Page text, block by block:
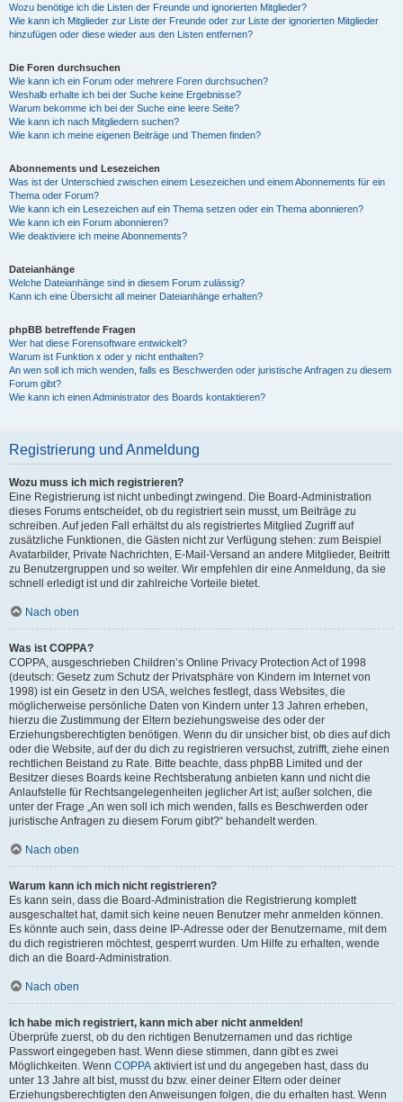
Wozu benötige ich die Listen der Freunde und ignorierten Mitglieder?
Wie kann ich Mitglieder zur Liste der Freunde oder zur Liste der ignorierten Mitglieder
hinzufügen oder diese wieder aus den Listen entfernen?
Die Foren durchsuchen
Wie kann ich ein Forum oder mehrere Foren durchsuchen?
Weshalb erhalte ich bei der Suche keine Ergebnisse?
Warum bekomme ich bei der Suche eine leere Seite?
Wie kann ich nach Mitgliedern suchen?
Wie kann ich meine eigenen Beiträge und Themen finden?
Abonnements und Lesezeichen
Was ist der Unterschied zwischen einem Lesezeichen und einem Abonnements für ein
Thema oder Forum?
Wie kann ich ein Lesezeichen auf ein Thema setzen oder ein Thema abonnieren?
Wie kann ich ein Forum abonnieren?
Wie deaktiviere ich meine Abonnements?
Dateianhänge
Welche Dateianhänge sind in diesem Forum zulässig?
Kann ich eine Übersicht all meiner Dateianhänge erhalten?
phpBB betreffende Fragen
Wer hat diese Forensoftware entwickelt?
Warum ist Funktion x oder y nicht enthalten?
An wen soll ich mich wenden, falls es Beschwerden oder juristische Anfragen zu diesem
Forum gibt?
Wie kann ich einen Administrator des Boards kontaktieren?
Registrierung und Anmeldung
Wozu muss ich mich registrieren?
Eine Registrierung ist nicht unbedingt zwingend. Die Board-Administration
dieses Forums entscheidet, ob du registriert sein musst, um Beiträge zu
schreiben. Auf jeden Fall erhältst du als registriertes Mitglied Zugriff auf
zusätzliche Funktionen, die Gästen nicht zur Verfügung stehen: zum Beispiel
Avatarbilder, Private Nachrichten, E-Mail-Versand an andere Mitglieder, Beitritt
zu Benutzergruppen und so weiter. Wir empfehlen dir eine Anmeldung, da sie
schnell erledigt ist und dir zahlreiche Vorteile bietet.
Nach oben
Was ist COPPA?
COPPA, ausgeschrieben Children’s Online Privacy Protection Act of 1998
(deutsch: Gesetz zum Schutz der Privatsphäre von Kindern im Internet von
1998) ist ein Gesetz in den USA, welches festlegt, dass Websites, die
möglicherweise persönliche Daten von Kindern unter 13 Jahren erheben,
hierzu die Zustimmung der Eltern beziehungsweise des oder der
Erziehungsberechtigten benötigen. Wenn du dir unsicher bist, ob dies auf dich
oder die Website, auf der du dich zu registrieren versuchst, zutrifft, ziehe einen
rechtlichen Beistand zu Rate. Bitte beachte, dass phpBB Limited und der
Besitzer dieses Boards keine Rechtsberatung anbieten kann und nicht die
Anlaufstelle für Rechtsangelegenheiten jeglicher Art ist; außer solchen, die
unter der Frage „An wen soll ich mich wenden, falls es Beschwerden oder
juristische Anfragen zu diesem Forum gibt?“ behandelt werden.
Nach oben
Warum kann ich mich nicht registrieren?
Es kann sein, dass die Board-Administration die Registrierung komplett
ausgeschaltet hat, damit sich keine neuen Benutzer mehr anmelden können.
Es könnte auch sein, dass deine IP-Adresse oder der Benutzername, mit dem
du dich registrieren möchtest, gesperrt wurden. Um Hilfe zu erhalten, wende
dich an die Board-Administration.
Nach oben
Ich habe mich registriert, kann mich aber nicht anmelden!
Überprüfe zuerst, ob du den richtigen Benutzernamen und das richtige
Passwort eingegeben hast. Wenn diese stimmen, dann gibt es zwei
Möglichkeiten. Wenn COPPA aktiviert ist und du angegeben hast, dass du
unter 13 Jahre alt bist, musst du bzw. einer deiner Eltern oder deiner
Erziehungsberechtigten den Anweisungen folgen, die du erhalten hast. Wenn